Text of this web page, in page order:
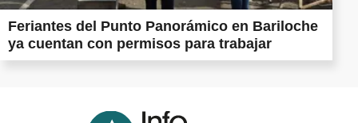
Feriantes del Punto Panorámico en Bariloche
ya cuentan con permisos para trabajar